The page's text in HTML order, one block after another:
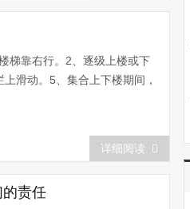
梯靠右行。2、逐级上楼或下
滑动。5、集合上下楼期间，
详细阅读
的责任